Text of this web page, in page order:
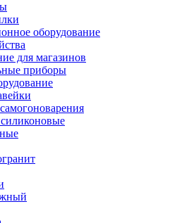
оборудование
для магазинов
приборы